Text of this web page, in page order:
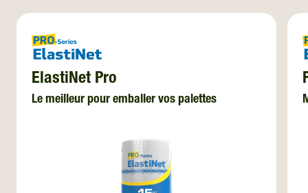
ElastiNet Pro
Le meilleur pour emballer vos palettes